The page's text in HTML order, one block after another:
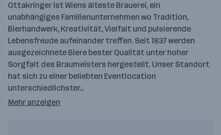
Ottakringer ist Wiens älteste Brauerei, ein
unabhängiges Familienunternehmen wo Tradition,
Bierhandwerk, Kreativität, Vielfalt und pulsierende
Lebensfreude aufeinander treffen. Seit 1837 werden
ausgezeichnete Biere bester Qualität unter hoher
Sorgfalt des Braumeisters hergestellt. Unser Standort
hat sich zu einer beliebten Eventlocation
unterschiedlichster…
Mehr anzeigen